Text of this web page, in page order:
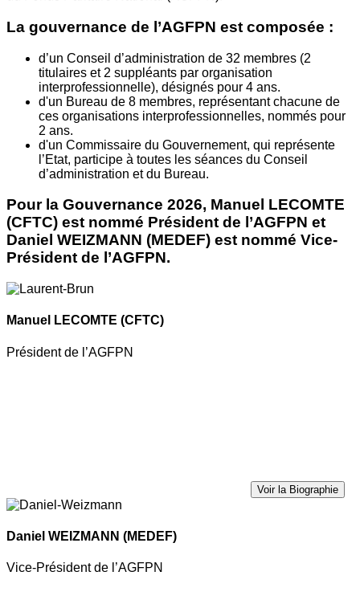
La gouvernance de l’AGFPN est composée :
d’un Conseil d’administration de 32 membres (2
titulaires et 2 suppléants par organisation
interprofessionnelle), désignés pour 4 ans.
d'un Bureau de 8 membres, représentant chacune de
ces organisations interprofessionnelles, nommés pour
2 ans.
d'un Commissaire du Gouvernement, qui représente
l’Etat, participe à toutes les séances du Conseil
d’administration et du Bureau.
Pour la Gouvernance 2026, Manuel LECOMTE
(CFTC) est nommé Président de l’AGFPN et
Daniel WEIZMANN (MEDEF) est nommé Vice-
Président de l’AGFPN.
Manuel LECOMTE (CFTC)
Président de l’AGFPN
Voir la Biographie
Daniel WEIZMANN (MEDEF)
Vice-Président de l’AGFPN